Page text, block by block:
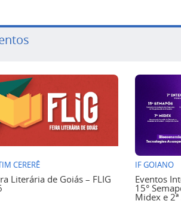
CERERÊ
Literária de Goiás – FLIG
IF GOIANO
Eventos
15°
Midex e 2ª